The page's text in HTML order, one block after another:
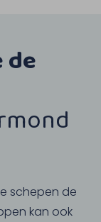
de
schepen de
kan ook